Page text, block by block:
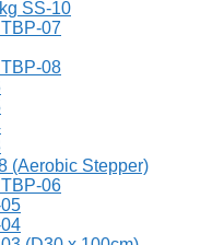
SS-10
07
08
(Aerobic Stepper)
06